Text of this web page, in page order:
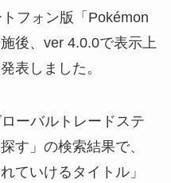
フォン版「Pokémon
後、ver 4.0.0で表示上
表しました。
ーバルトレードステ
す」の検索結果で、
ていけるタイトル」